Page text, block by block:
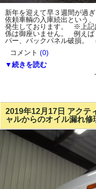
新年を迎えて早３週間が過
依頼車輌の入庫続出という
発生しております。 ※上記
係は御座いません。 例え
パー、バックパネル破損
コメント (0)
▼続きを読む
2019年12月17日 アクテ
ャルからのオイル漏れ修